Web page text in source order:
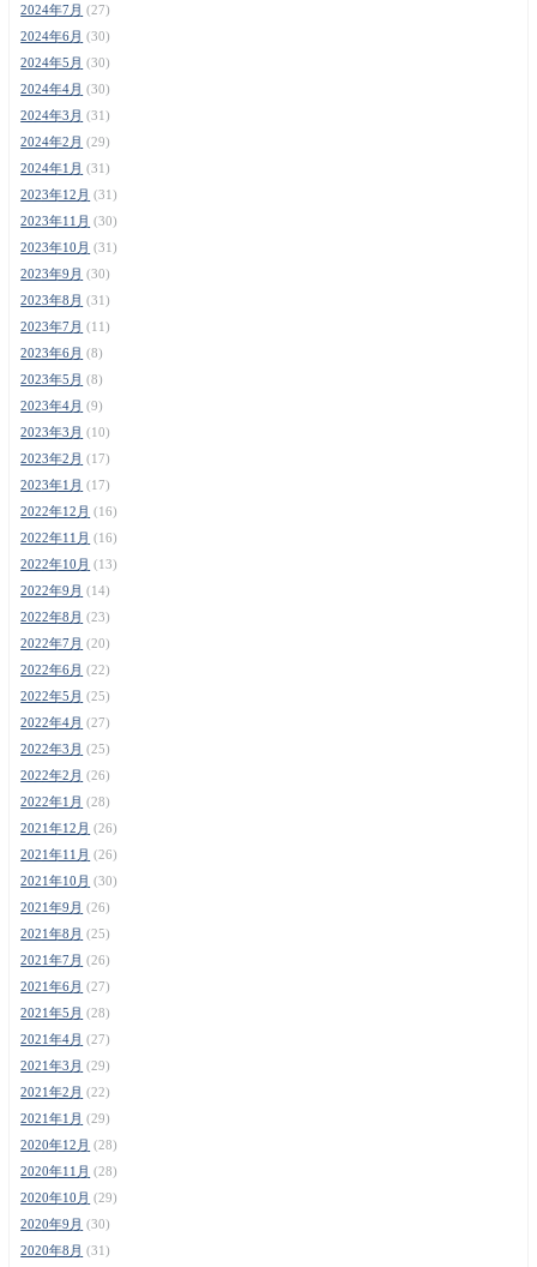
2024年7月 (27)
2024年6月 (30)
2024年5月 (30)
2024年4月 (30)
2024年3月 (31)
2024年2月 (29)
2024年1月 (31)
2023年12月 (31)
2023年11月 (30)
2023年10月 (31)
2023年9月 (30)
2023年8月 (31)
2023年7月 (11)
2023年6月 (8)
2023年5月 (8)
2023年4月 (9)
2023年3月 (10)
2023年2月 (17)
2023年1月 (17)
2022年12月 (16)
2022年11月 (16)
2022年10月 (13)
2022年9月 (14)
2022年8月 (23)
2022年7月 (20)
2022年6月 (22)
2022年5月 (25)
2022年4月 (27)
2022年3月 (25)
2022年2月 (26)
2022年1月 (28)
2021年12月 (26)
2021年11月 (26)
2021年10月 (30)
2021年9月 (26)
2021年8月 (25)
2021年7月 (26)
2021年6月 (27)
2021年5月 (28)
2021年4月 (27)
2021年3月 (29)
2021年2月 (22)
2021年1月 (29)
2020年12月 (28)
2020年11月 (28)
2020年10月 (29)
2020年9月 (30)
2020年8月 (31)